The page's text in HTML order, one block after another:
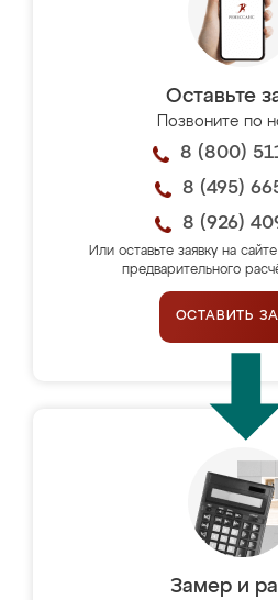
Оставьте
Позвоните по
8 (800)
8 (495)
8 (926)
Или оставьте заявку на
предварительного
ОСТАВИТЬ
Замер и